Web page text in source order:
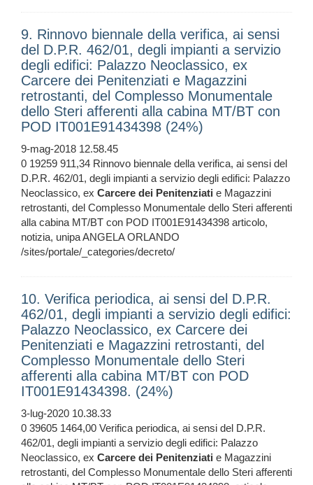
9. Rinnovo biennale della verifica, ai sensi
del D.P.R. 462/01, degli impianti a servizio
degli edifici: Palazzo Neoclassico, ex
Carcere dei Penitenziati e Magazzini
retrostanti, del Complesso Monumentale
dello Steri afferenti alla cabina MT/BT con
POD IT001E91434398 (24%)
9-mag-2018 12.58.45
0 19259 911,34 Rinnovo biennale della verifica, ai sensi del
D.P.R. 462/01, degli impianti a servizio degli edifici: Palazzo
Neoclassico, ex Carcere dei Penitenziati e Magazzini
retrostanti, del Complesso Monumentale dello Steri afferenti
alla cabina MT/BT con POD IT001E91434398 articolo,
notizia, unipa ANGELA ORLANDO
/sites/portale/_categories/decreto/
10. Verifica periodica, ai sensi del D.P.R.
462/01, degli impianti a servizio degli edifici:
Palazzo Neoclassico, ex Carcere dei
Penitenziati e Magazzini retrostanti, del
Complesso Monumentale dello Steri
afferenti alla cabina MT/BT con POD
IT001E91434398. (24%)
3-lug-2020 10.38.33
0 39605 1464,00 Verifica periodica, ai sensi del D.P.R.
462/01, degli impianti a servizio degli edifici: Palazzo
Neoclassico, ex Carcere dei Penitenziati e Magazzini
retrostanti, del Complesso Monumentale dello Steri afferenti